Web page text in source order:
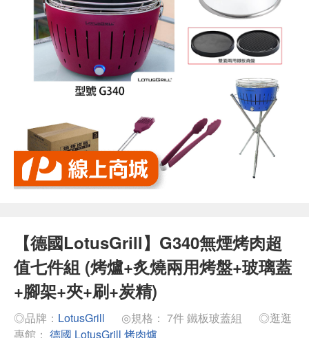
【德國LotusGrill】G340無煙烤肉超
值七件組 (烤爐+炙燒兩用烤盤+玻璃蓋
+腳架+夾+刷+炭精)
◎品牌： LotusGrill ◎規格： 7件 鐵板玻蓋組
◎逛逛
專館： 德國 LotusGrill 烤肉爐